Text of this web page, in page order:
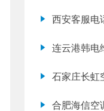
西安客服电
连云港韩电
石家庄长虹
合肥海信空